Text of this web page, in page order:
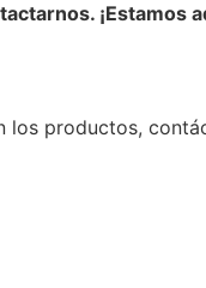
¡Estamos
productos,